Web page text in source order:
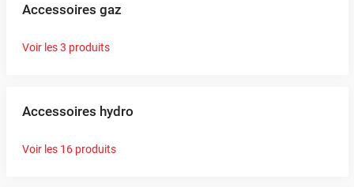
Accessoires gaz
Voir les 3 produits
Accessoires hydro
Voir les 16 produits